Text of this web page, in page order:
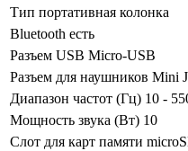
Тип портативная колонка
Bluetooth есть
Разъем USB Micro-USB
Разъем для наушников Mini
Диапазон частот (Гц) 10 -
Мощность звука (Вт) 10
Слот для карт памяти